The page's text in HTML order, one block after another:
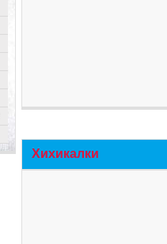
Хихикалки